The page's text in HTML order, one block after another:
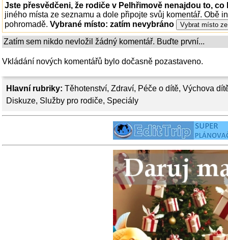
Hlavní rubriky: Těhotenství, Zdraví, Péče o dítě, Výchova
Diskuze, Služby pro rodiče, Speciály
Jste přesvědčeni, že rodiče v Pelhřimově nenajdou to, co
jiného místa ze seznamu a dole připojte svůj komentář. Obě
pohromadě. Vybrané místo: zatím nevybráno
Zatím sem nikdo nevložil žádný komentář. Buďte první...
Vkládání nových komentářů bylo dočasně pozastaveno.